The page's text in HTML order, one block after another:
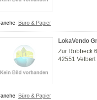
Büro & Papier
LokaVendo
Zur Röbbeck
42551 Velbert
Büro & Papier